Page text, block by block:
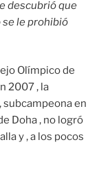
descubrió que
se le prohibió
Olímpico de
2007 , la
en
Doha , no logró
y , a los pocos